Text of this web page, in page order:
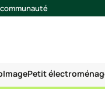
ImagePetit